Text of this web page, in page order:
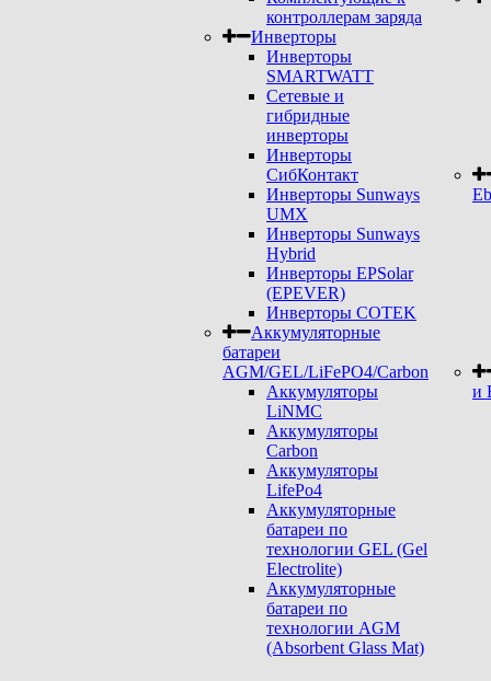
контроллерам заряда
Инверторы
Инверторы
SMARTWATT
Сетевые и
гибридные
инверторы
Инверторы
СибКонтакт
Инверторы Sunways
UMX
Инверторы Sunways
Hybrid
Инверторы EPSolar
(EPEVER)
Инверторы COTEK
Аккумуляторные
батареи
AGM/GEL/LiFePO4/Carbon
Аккумуляторы
LiNMC
Аккумуляторы
Carbon
Аккумуляторы
LifePo4
Аккумуляторные
батареи по
технологии GEL (Gel
Electrolite)
Аккумуляторные
батареи по
технологии AGM
(Absorbent Glass Mat)
и